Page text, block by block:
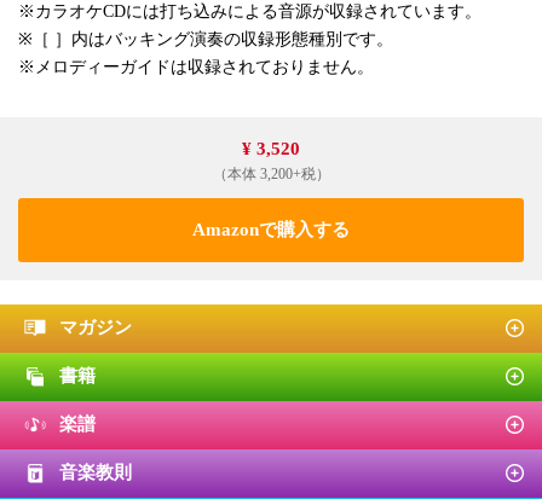
※カラオケCDには打ち込みによる音源が収録されています。
※［ ］内はバッキング演奏の収録形態種別です。
※メロディーガイドは収録されておりません。
¥ 3,520
（本体 3,200+税）
Amazonで購入する
マガジン
書籍
楽譜
音楽教則